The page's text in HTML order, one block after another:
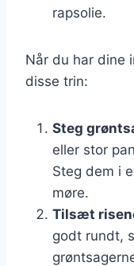
rapsolie.
Når du har dine
disse trin:
Steg
eller stor
Steg dem i
møre.
Tilsæt
godt rundt,